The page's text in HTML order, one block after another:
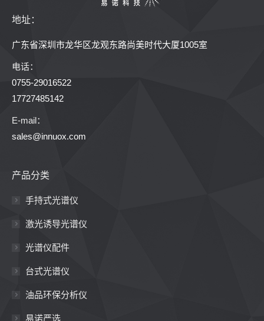
地址：
广东省深圳市龙华区龙观东路尚美时代大厦1005室
电话：
0755-29016522
17727485142
E-mail：
sales@innuox.com
产品分类
手持式光谱仪
激光诱导光谱仪
光谱仪配件
台式光谱仪
油品环保分析仪
易诺严选